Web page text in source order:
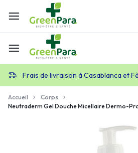
Frais de livraison à Casablanca et
Accueil
Corps
Neutraderm Gel Douche Micellaire Dermo-